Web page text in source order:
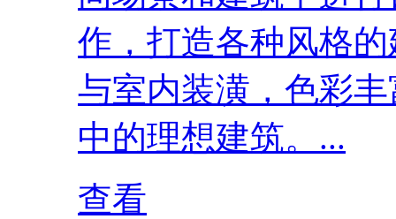
作，打造各种风格
与室内装潢，色彩
中的理想建筑。...
查看